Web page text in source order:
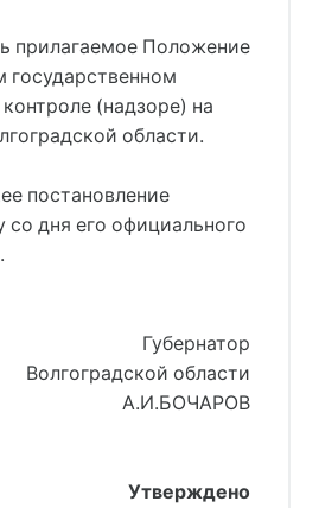
прилагаемое Положение
государственном
(надзоре) на
области.
постановление
со дня его официального
Губернатор
Волгоградской области
А.И.БОЧАРОВ
Утверждено